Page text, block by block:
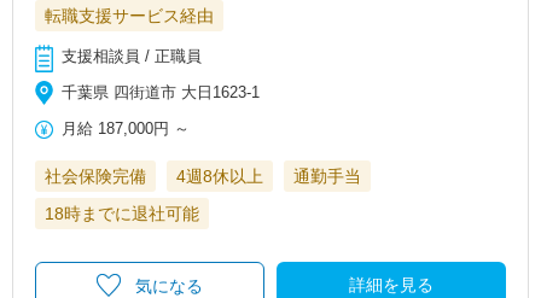
転職支援サービス経由
支援相談員 / 正職員
千葉県 四街道市 大日1623-1
月給 187,000円 ～
社会保険完備 4週8休以上
通勤手当
18時までに退社可能
詳細を見る
気になる